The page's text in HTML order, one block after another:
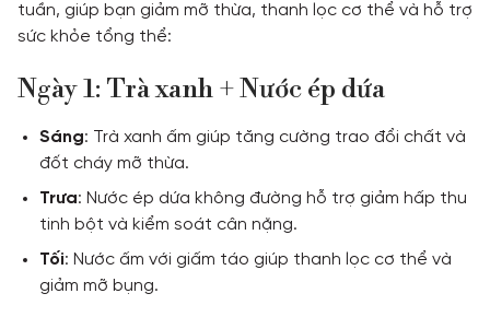
tuần, giúp bạn giảm mỡ thừa, thanh lọc cơ thể và hỗ trợ
sức khỏe tổng thể:
Ngày 1: Trà xanh + Nước ép dứa
Sáng: Trà xanh ấm giúp tăng cường trao đổi chất và
đốt cháy mỡ thừa.
Trưa: Nước ép dứa không đường hỗ trợ giảm hấp thu
tinh bột và kiểm soát cân nặng.
Tối: Nước ấm với giấm táo giúp thanh lọc cơ thể và
giảm mỡ bụng.